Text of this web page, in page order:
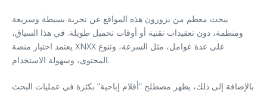
يبحث معظم من يزورون هذه المواقع عن تجربة بسيطة وسريعة
ومنظمة، دون تعقيدات تقنية أو أوقات تحميل طويلة. في هذا السياق،
يعتمد اختيار منصة XNXX على عدة عوامل، مثل السرعة، وتنوع
المحتوى، وسهولة الاستخدام.
بالإضافة إلى ذلك، يظهر مصطلح “أفلام إباحية” بكثرة في عمليات البحث